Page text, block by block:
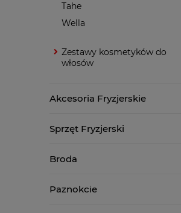
Tahe
Wella
Zestawy kosmetyków do
włosów
Akcesoria Fryzjerskie
Sprzęt Fryzjerski
Broda
Paznokcie